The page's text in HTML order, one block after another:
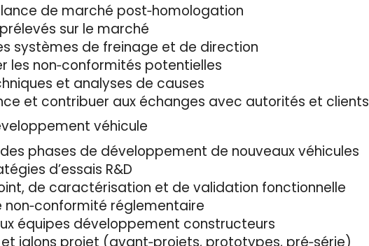
de marché post‑homologation
sur le marché
systèmes de freinage et de direction
les non‑conformités potentielles
et analyses de causes
et contribuer aux échanges avec autorités et clients
véhicule
phases de développement de nouveaux véhicules
d’essais R&D
de caractérisation et de validation fonctionnelle
réglementaire
équipes développement constructeurs
jalons projet (avant‑projets, prototypes, pré‑série)